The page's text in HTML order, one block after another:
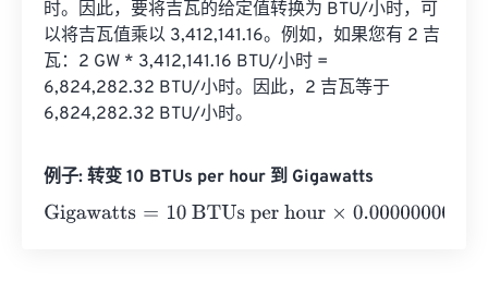
时。因此，要将吉瓦的给定值转换为 BTU/小时，可
以将吉瓦值乘以 3,412,141.16。例如，如果您有 2 吉
瓦：2 GW * 3,412,141.16 BTU/小时 =
6,824,282.32 BTU/小时。因此，2 吉瓦等于
6,824,282.32 BTU/小时。
例子: 转变 10 BTUs per hour 到 Gigawatts
Gigawatts=10 BTUs per hour×0.000000000293=2.93